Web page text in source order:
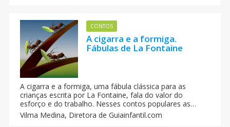
CONTOS
A cigarra e a formiga.
Fábulas de La Fontaine
A cigarra e a formiga, uma fábula clássica para as
crianças escrita por La Fontaine, fala do valor do
esforço e do trabalho. Nesses contos populares as
crianças encontrarão valiosas lições sobre a
honestidade ou a solidariedade.
Vilma Medina, Diretora de Guiainfantil.com